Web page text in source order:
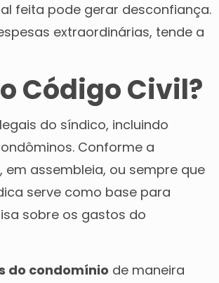
feita pode gerar desconfiança.
extraordinárias, tende a
Código Civil?
do síndico, incluindo
Conforme a
assembleia, ou sempre que
serve como base para
sobre os gastos do
do condomínio de maneira